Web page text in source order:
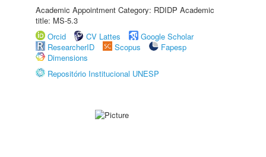
Academic Appointment Category: RDIDP Academic
title: MS-5.3
Orcid
CV Lattes
Google Scholar
ResearcherID
Scopus
Fapesp
Dimensions
Repositório Institucional UNESP